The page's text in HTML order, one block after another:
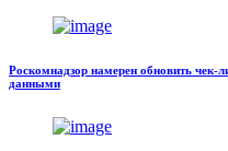
Роскомнадзор намерен обновить чек-
данными